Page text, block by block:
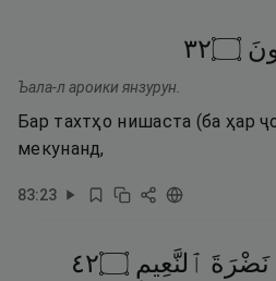
۝٢٣
Ъала-л ароики янзурун.
Бар тахтҳо нишаста (ба ҳар
мекунанд,
83:23
نَضْرَةَ ٱلنَّعِيمِ ۝٢٤